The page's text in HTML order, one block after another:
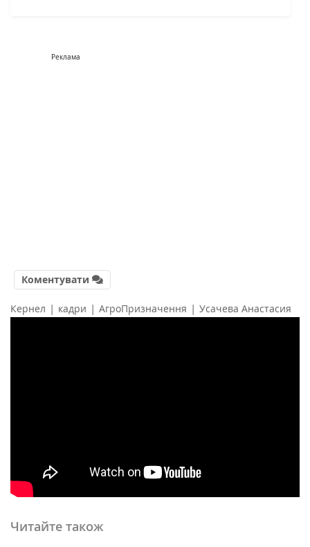
Реклама
Коментувати
Кернел | кадри | АгроПризначення | Усачева Анастасия
Читайте також